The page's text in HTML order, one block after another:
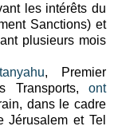
les intérêts du
Sanctions) et
plusieurs mois
,
Premier
Transports,ont
dans le cadre
et Tel